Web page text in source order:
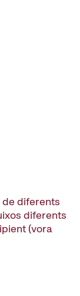
diferents
diferents
(vora